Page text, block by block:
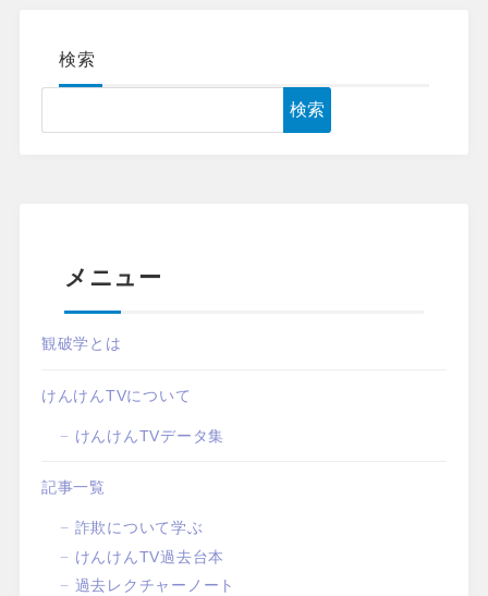
検索
検索
メニュー
観破学とは
けんけんTVについて
けんけんTVデータ集
記事一覧
詐欺について学ぶ
けんけんTV過去台本
過去レクチャーノート